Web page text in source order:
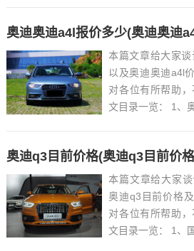
奥迪奥迪a4l报价多少(奥迪奥迪
本篇文章给大家谈
以及奥迪奥迪a4l
对各位有所帮助
文目录一览： 1、
奥迪q3目前价格(奥迪q3目前价
本篇文章给大家
奥迪q3目前价格
对各位有所帮助
文目录一览： 1、